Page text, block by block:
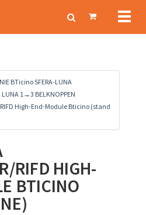
BTicino SFERA-LUNA
1→3 BELKNOPPEN
High-End-Module Bticino (stand
RIFD HIGH-
BTICINO